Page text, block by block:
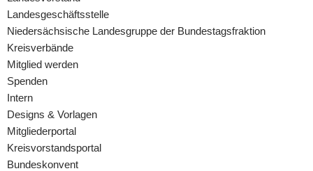
Landesgeschäftsstelle
Niedersächsische Landesgruppe der Bundestagsfraktion
Kreisverbände
Mitglied werden
Spenden
Intern
Designs & Vorlagen
Mitgliederportal
Kreisvorstandsportal
Bundeskonvent